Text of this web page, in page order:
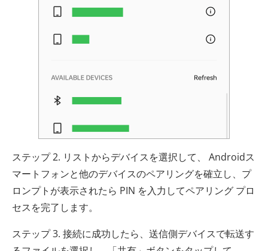
ステップ 2. リストからデバイスを選択して、 Androidス
マートフォンと他のデバイスのペアリングを確立し、プ
ロンプトが表示されたら PIN を入力してペアリング プロ
セスを完了します。
ステップ 3. 接続に成功したら、送信側デバイスで転送す